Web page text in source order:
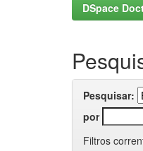
DSpace
Pesquisar:
por
Filtros